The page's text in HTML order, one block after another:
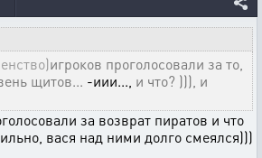
игроков проголосовали за то,
щитов... -иии..., и что? ))), и
за возврат пиратов и что
вася над ними долго смеялся)))